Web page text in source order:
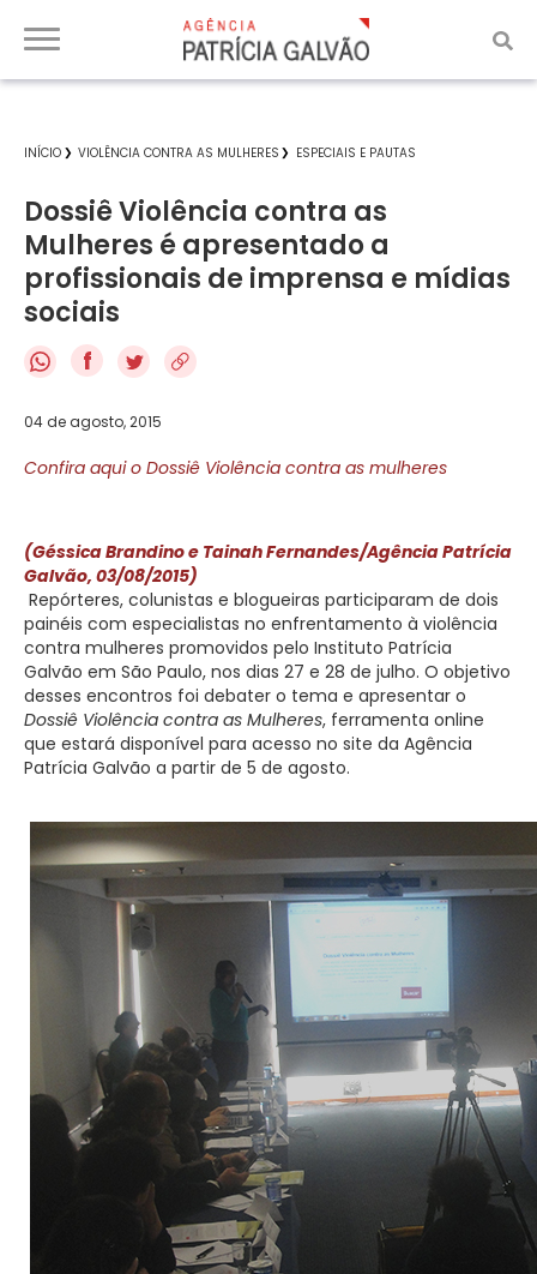
INÍCIO VIOLÊNCIA CONTRA AS MULHERES ESPECIAIS E PAUTAS
Dossiê Violência contra as
Mulheres é apresentado a
profissionais de imprensa e mídias
sociais
f
04 de agosto, 2015
Confira aqui o Dossiê Violência contra as mulheres
(Géssica Brandino e Tainah Fernandes/Agência Patrícia
Galvão, 03/08/2015)
Repórteres, colunistas e blogueiras participaram de dois
painéis com especialistas no enfrentamento à violência
contra mulheres promovidos pelo Instituto Patrícia
Galvão em São Paulo, nos dias 27 e 28 de julho. O objetivo
desses encontros foi debater o tema e apresentar o
Dossiê Violência contra as Mulheres, ferramenta online
que estará disponível para acesso no site da Agência
Patrícia Galvão a partir de 5 de agosto.